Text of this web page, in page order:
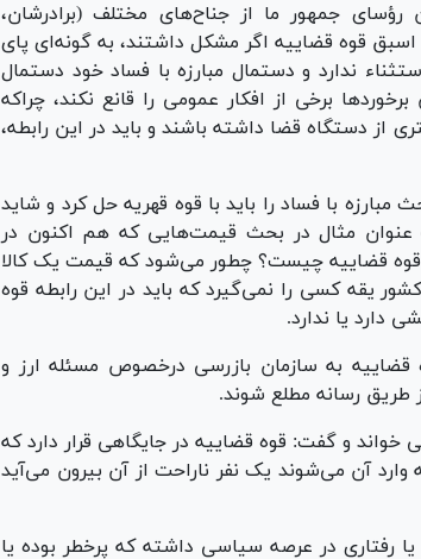
رؤسای جمهور ما از جناح‌های مختلف (برادرشان،
قوه قضاییه اگر مشکل داشتند، به گونه‌ای پای
ندارد و دستمال مبارزه با فساد خود دستمال
برخی از افکار عمومی را قانع نکند، چراکه
از دستگاه قضا داشته باشند و باید در این رابطه،
با فساد را باید با قوه قهریه حل کرد و شاید
عنوان مثال در بحث قیمت‌هایی که هم اکنون در
قضاییه چیست؟ چطور می‌شود که قیمت یک کالا
کسی را نمی‌گیرد که باید در این رابطه قوه
یا ندارد.
قضاییه به سازمان بازرسی درخصوص مسئله ارز و
طریق رسانه مطلع شوند.
و گفت: قوه قضاییه در جایگاهی قرار دارد که
آن می‌شوند یک نفر ناراحت از آن بیرون می‌آید
رفتاری در عرصه سیاسی داشته که پرخطر بوده یا